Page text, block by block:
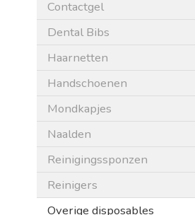
Contactgel
Dental Bibs
Haarnetten
Handschoenen
Mondkapjes
Naalden
Reinigingssponzen
Reinigers
Overige disposables